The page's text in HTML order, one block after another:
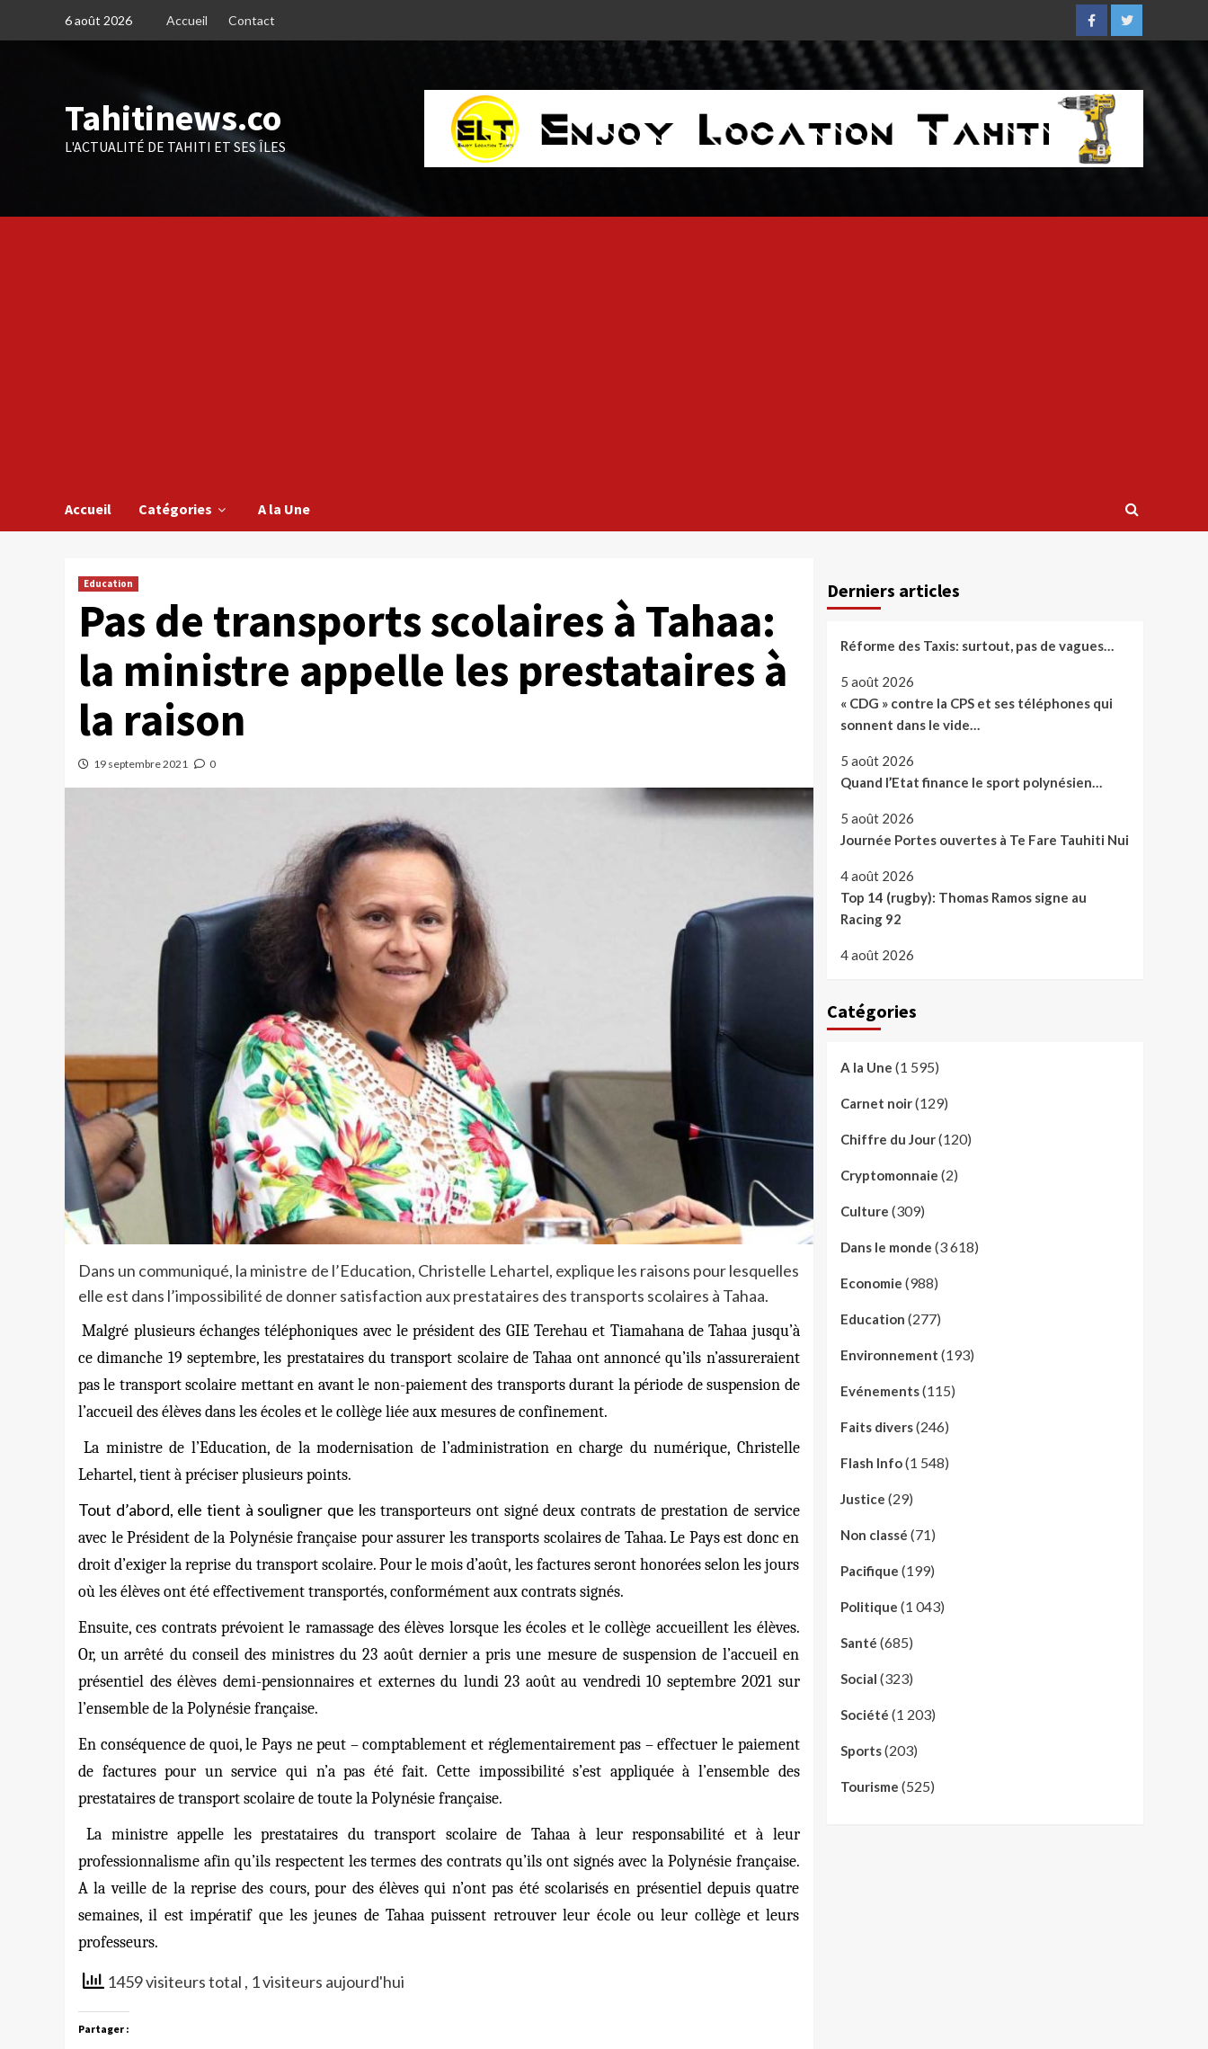
6 août 2026 Accueil Contact
FacebookTwitter
Tahitinews.co
L'ACTUALITÉ DE TAHITI ET SES ÎLES
Accueil Catégories A la Une
Education
Pas de transports scolaires à Tahaa:
la ministre appelle les prestataires à
la raison
19 septembre 2021 0
Dans un communiqué, la ministre de l’Education, Christelle Lehartel, explique les raisons pour lesquelles
elle est dans l’impossibilité de donner satisfaction aux prestataires des transports scolaires à Tahaa.
Malgré plusieurs échanges téléphoniques avec le président des GIE Terehau et Tiamahana de Tahaa jusqu’à
ce dimanche 19 septembre, les prestataires du transport scolaire de Tahaa ont annoncé qu’ils n’assureraient
pas le transport scolaire mettant en avant le non-paiement des transports durant la période de suspension de
l’accueil des élèves dans les écoles et le collège liée aux mesures de confinement.
La ministre de l’Education, de la modernisation de l’administration en charge du numérique, Christelle
Lehartel, tient à préciser plusieurs points.
Tout d’abord, elle tient à souligner que les transporteurs ont signé deux contrats de prestation de service
avec le Président de la Polynésie française pour assurer les transports scolaires de Tahaa. Le Pays est donc en
droit d’exiger la reprise du transport scolaire. Pour le mois d’août, les factures seront honorées selon les jours
où les élèves ont été effectivement transportés, conformément aux contrats signés.
Ensuite, ces contrats prévoient le ramassage des élèves lorsque les écoles et le collège accueillent les élèves.
Or, un arrêté du conseil des ministres du 23 août dernier a pris une mesure de suspension de l’accueil en
présentiel des élèves demi-pensionnaires et externesdu lundi 23 août au vendredi 10 septembre 2021 sur
l’ensemble de la Polynésie française.
En conséquence de quoi, le Pays ne peut – comptablement et réglementairement pas – effectuer le paiement
de factures pour un service qui n’a pas été fait. Cette impossibilité s’est appliquée à l’ensemble des
prestataires de transport scolaire de toute la Polynésie française.
La ministre appelle les prestataires du transport scolaire de Tahaa à leur responsabilité et à leur
professionnalisme afin qu’ils respectent les termes des contrats qu’ils ont signés avec la Polynésie française.
A la veille de la reprise des cours, pour des élèves qui n’ont pas été scolarisés en présentiel depuis quatre
semaines, il est impératif que les jeunes de Tahaa puissent retrouver leur école ou leur collège et leurs
professeurs.
1459 visiteurs total , 1 visiteurs aujourd'hui
Partager :
Derniers articles
Réforme des Taxis: surtout, pas de vagues…
5 août 2026
« CDG » contre la CPS et ses téléphones qui
sonnent dans le vide…
5 août 2026
Quand l’Etat finance le sport polynésien…
5 août 2026
Journée Portes ouvertes à Te Fare Tauhiti Nui
4 août 2026
Top 14 (rugby): Thomas Ramos signe au
Racing 92
4 août 2026
Catégories
A la Une (1 595)
Carnet noir(129)
Chiffre du Jour(120)
Cryptomonnaie (2)
Culture (309)
Dans le monde (3 618)
Economie (988)
Education (277)
Environnement (193)
Evénements(115)
Faits divers(246)
Flash Info(1 548)
Justice (29)
Non classé (71)
Pacifique (199)
Politique (1 043)
Santé (685)
Social (323)
Société (1 203)
Sports(203)
Tourisme (525)